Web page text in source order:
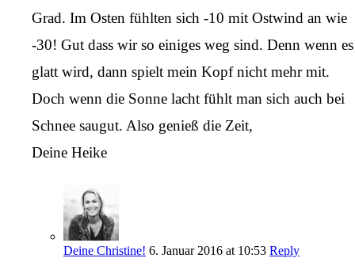
Grad. Im Osten fühlten sich -10 mit Ostwind an wie
-30! Gut dass wir so einiges weg sind. Denn wenn es
glatt wird, dann spielt mein Kopf nicht mehr mit.
Doch wenn die Sonne lacht fühlt man sich auch bei
Schnee saugut. Also genieß die Zeit,
Deine Heike
Deine Christine! 6. Januar 2016 at 10:53 Reply